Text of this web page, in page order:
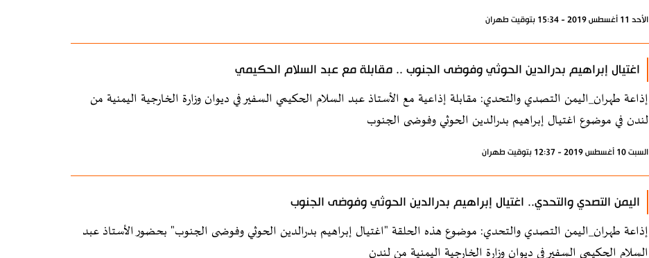
الأحد 11 أغسطس 2019 - 15:34 بتوقيت طهران
اغتيال إبراهيم بدرالدين الحوثي وفوضى الجنوب .. مقابلة مع عبد السلام الحكيمي
إذاعة طهران_اليمن التصدي والتحدي: مقابلة إذاعية مع الأستاذ عبد السلام الحكيمي السفير في ديوان وزارة الخارجية اليمنية من
لندن في موضوع اغتيال إبراهيم بدرالدين الحوثي وفوضى الجنوب
السبت 10 أغسطس 2019 - 12:37 بتوقيت طهران
اليمن التصدي والتحدي.. اغتيال إبراهيم بدرالدين الحوثي وفوضى الجنوب
إذاعة طهران_اليمن التصدي والتحدي: موضوع هذه الحلقة "اغتيال إبراهيم بدرالدين الحوثي وفوضى الجنوب" بحضور الأستاذ عبد
السلام الحكيمي السفير في ديوان وزارة الخارجية اليمنية من لندن